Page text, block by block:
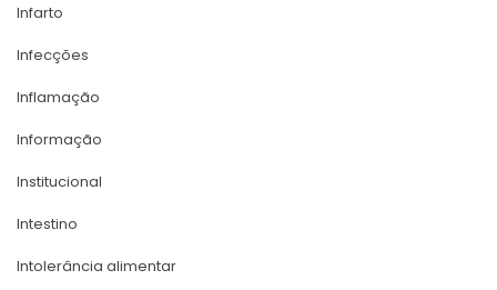
Infarto
Infecçõe
Inflamação
Informação
Institucional
Intestino
Intolerância alimentar